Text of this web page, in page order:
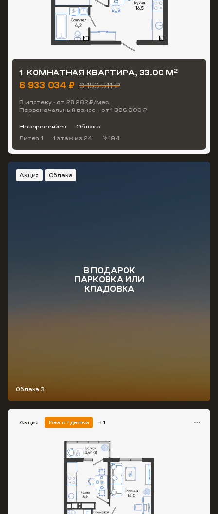
1-КОМНАТНАЯ КВАРТИРА, 33.00 М2
6 933 034 ₽ 8 156 511 ₽
В ипотеку - от 28 282 ₽/мес.
Первоначальный взнос - от 1 386 606 ₽
Новороссийск
Облака
Литер 1
1 этаж из 24 №194
Акция Без отделки +1
Акция Облака
В ПОДАРОК
ПАРКОВКА ИЛИ
КЛАДОВКА
Облака 3